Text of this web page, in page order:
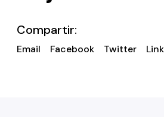
Compartir:
Email Facebook Twitter